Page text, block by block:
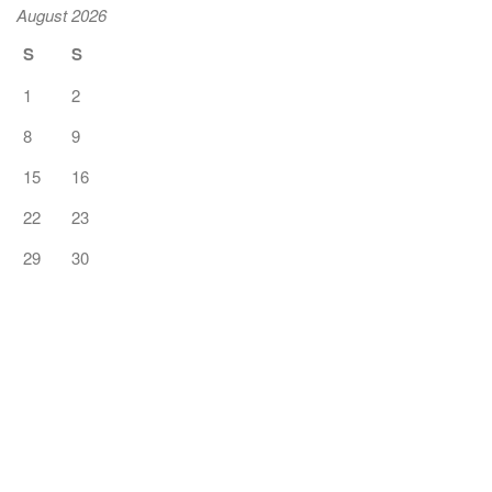
August 2026
S S
1
2
8
9
15
16
22
23
29
30